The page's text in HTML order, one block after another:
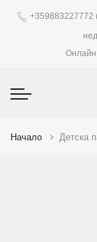
+359883227772
Онлайн
Начало Детска